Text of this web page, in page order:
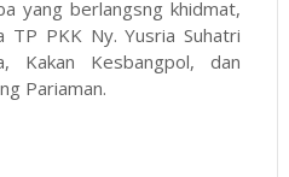
yang berlangsng khidmat,
PKK Ny. Yusria Suhatri
Kakan Kesbangpol, dan
Pariaman.